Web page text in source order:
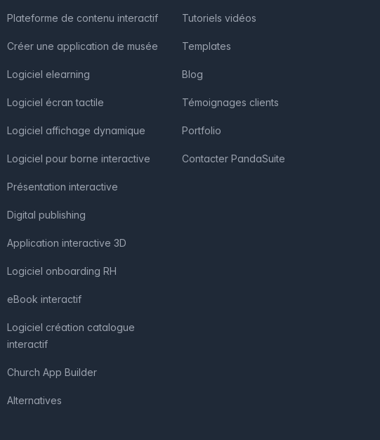
Plateforme de contenu interactif
Créer une application de musée
Logiciel elearning
Logiciel écran tactile
Logiciel affichage dynamique
Logiciel pour borne interactive
Présentation interactive
Digital publishing
Application interactive 3D
Logiciel onboarding RH
eBook interactif
Logiciel création catalogue
interactif
Church App Builder
Alternatives
Tutoriels vidéos
Templates
Blog
Témoignages clients
Portfolio
Contacter PandaSuite